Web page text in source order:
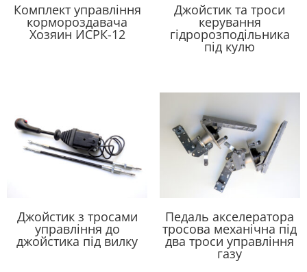
Комплект управління
кормороздавача
Хозяин ИСРК-12
Джойстик та троси
керування
гідророзподільника
під кулю
Джойстик з тросами
управління до
джойстика під вилку
Педаль акселератора
тросова механічна під
два троси управління
газу